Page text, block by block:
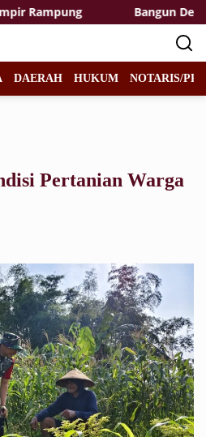
Bangun Desa
DAERAH HUKUM NOTARIS/
Pertanian Warga